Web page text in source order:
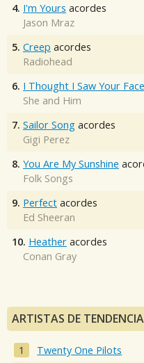
4. I'm Yours acordes
Jason Mraz
5. Creep acordes
Radiohead
6. I Thought I Saw Your
She and Him
7. Sailor Song acordes
Gigi Perez
8. You Are My Sunshine
Folk Songs
9. Perfect acordes
Ed Sheeran
10. Heather acordes
Conan Gray
ARTISTAS DE TENDENCIA
Twenty One Pilots